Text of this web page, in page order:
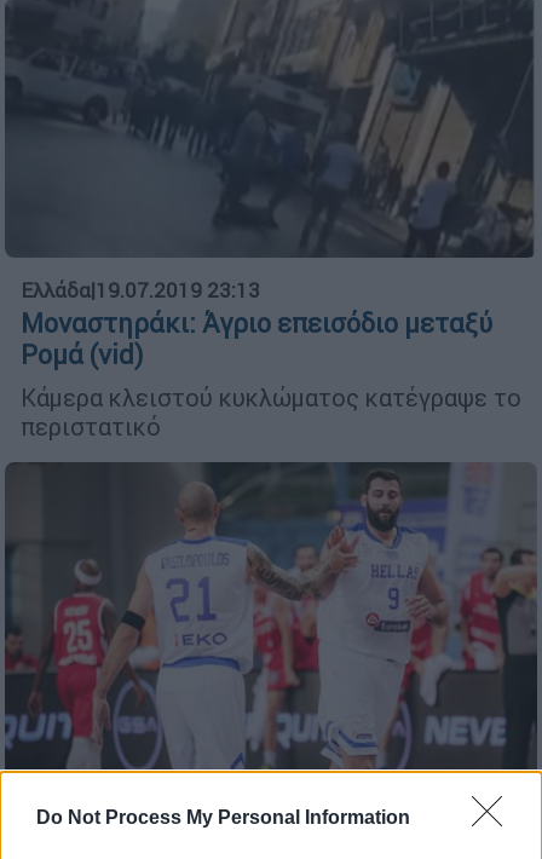
Do Not Process My Personal Information
Ελλάδα|19.07.2019 23:13
Μοναστηράκι: Άγριο επεισόδιο μεταξύ
Ρομά (vid)
Κάμερα κλειστού κυκλώματος κατέγραψε το
περιστατικό